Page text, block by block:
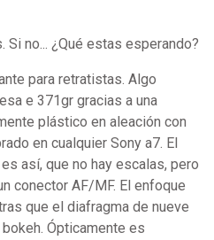
Si no... ¿Qué estas esperando?
para retratistas. Algo
e 371gr gracias a una
plástico en aleación con
en cualquier Sony a7. El
así, que no hay escalas, pero
conector AF/MF. El enfoque
que el diafragma de nueve
Ópticamente es